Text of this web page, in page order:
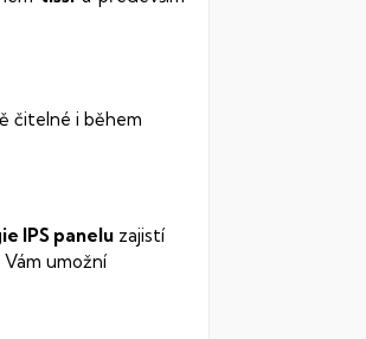
čitelné i během
IPS panelu zajistí
umožní